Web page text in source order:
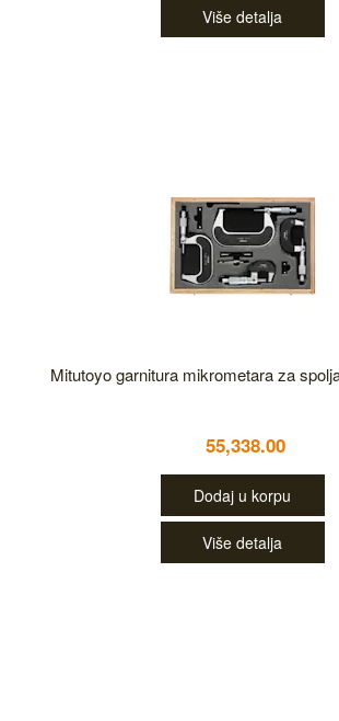
Više detalja
Mitutoyo garnitura mikrometara za
55,338.00
Dodaj u korpu
Više detalja